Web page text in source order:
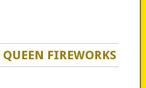
FIREWORKS